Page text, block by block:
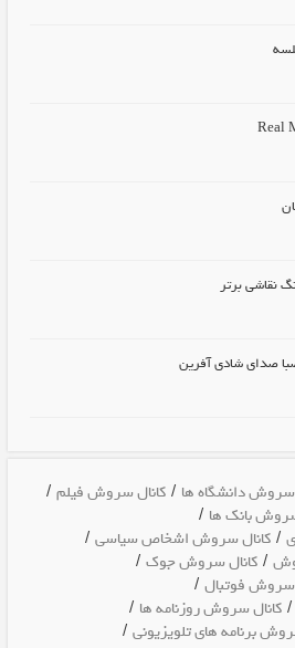
نقاشی برتر
صدای شادی آفرین
سروش دانشگاه ها /کانال سروش فیلم /
بانک ها /
/کانال سروش اشخاص سیاسی /
/کانال سروش جوک /
سروش فوتبال /
/کانال سروش روزنامه ها /
برنامه های تلویزیونی /